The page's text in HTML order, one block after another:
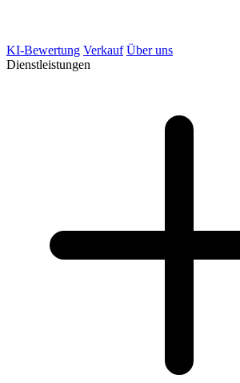
KI-Bewertung Verkauf Über uns
Dienstleistungen